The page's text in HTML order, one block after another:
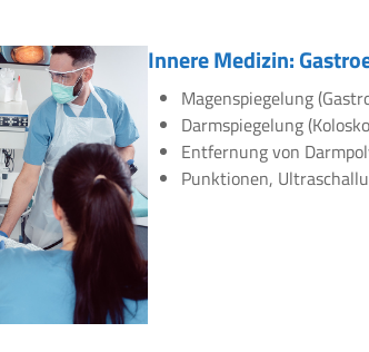
Innere Medizin:
Magenspiegelung
Darmspiegelung
Entfernung von
Punktionen,